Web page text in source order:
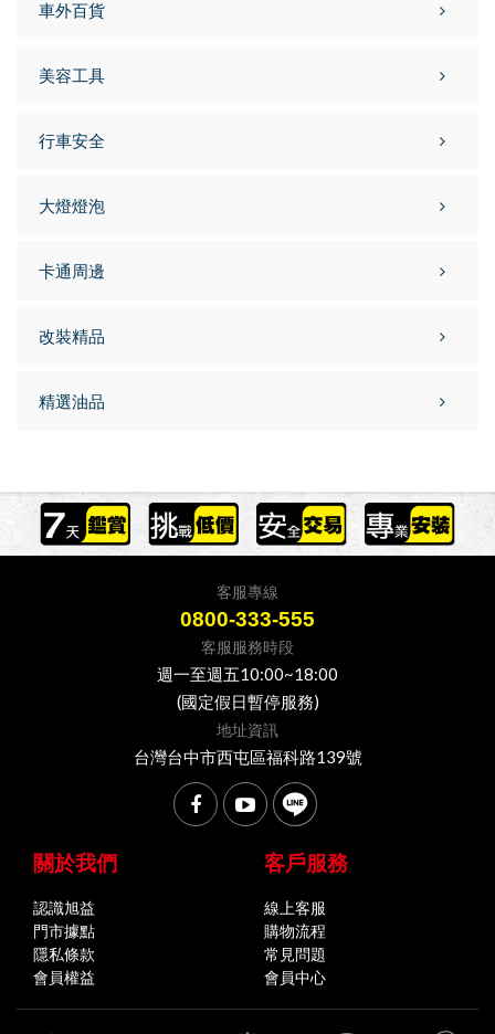
車外百貨
美容工具
行車安全
大燈燈泡
卡通周邊
改裝精品
精選油品
客服專線
0800-333-555
客服服務時段
週一至週五10:00~18:00
(國定假日暫停服務)
地址資訊
台灣台中市西屯區福科路139號
關於我們
認識旭益
門市據點
隱私條款
會員權益
客戶服務
線上客服
購物流程
常見問題
會員中心